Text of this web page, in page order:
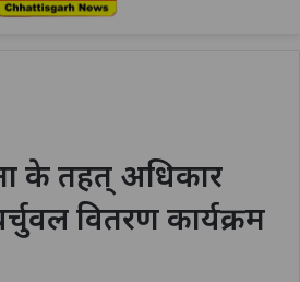
के तहत् अधिकार
वितरण कार्यक्रम